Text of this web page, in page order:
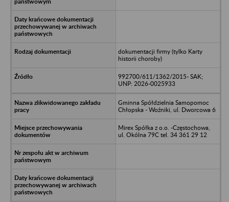
dokumentacji firmy (tylko Karty
historii choroby)
992700/611/1362/2015- SAK;
UNP: 2026-0025933
Gminna Spółdzielnia Samopomoc
Chłopska - Woźniki, ul. Dworcowa 6
Mirex Spółka z o.o. -Częstochowa,
ul. Okólna 79C tel. 34 361 29 12